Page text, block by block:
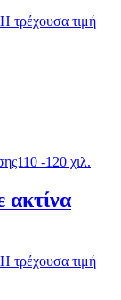
Η τρέχουσα τιμή
ακτίνα
Η τρέχουσα τιμή